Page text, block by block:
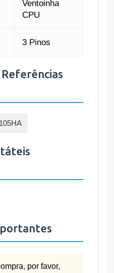
Ventoinha
CPU
3 Pinos
por favor,